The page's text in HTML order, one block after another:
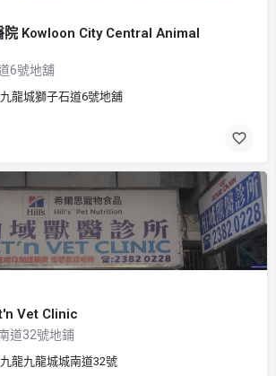
院 Kowloon City Central Animal
6號地舖
九龍城獅子石道6號地舖
Vet Clinic
道32號地鋪
九龍九龍城城南道32號